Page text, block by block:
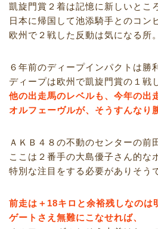
凱旋門賞２着は記憶に新しいとこ
日本に帰国して池添騎手とのコン
欧州で２戦した反動は気になる所。
６年前のディープインパクトは勝
ディープは欧州で凱旋門賞の１戦
他の出走馬のレベルも、今年の出
オルフェーヴルが、そうすんなり
ＡＫＢ４８の不動のセンターの前
ここは２番手の大島優子さん的な
特別な注目をする必要がありそう
前走は＋18キロと余裕残しなの
ゲートさえ無難にこなせれば、